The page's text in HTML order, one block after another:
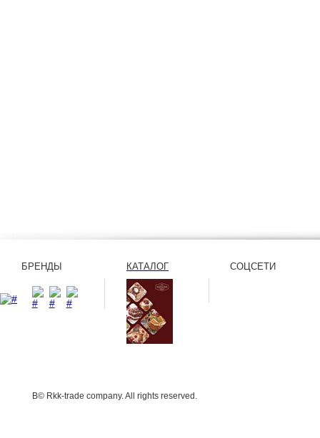
БРЕНДЫ КАТАЛОГ СОЦСЕТИ
В© Rkk-trade company. All rights reserved.